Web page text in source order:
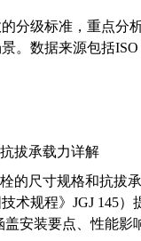
分级标准，重点分
。数据来源包括
拔承载力详解
的尺寸规格和抗拔
术规程》JGJ 145
安装要点、性能影